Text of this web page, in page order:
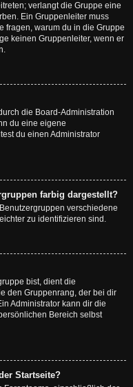
verlangt die Gruppe eine
Ein Gruppenleiter muss
fragen, warum du in die Gruppe
keinen Gruppenleiter, wenn er
die Board-Administration
du eine eigene
du einen Administrator
farbig dargestellt?
verschiedene
zu identifizieren sind.
bist, dient die
den Gruppenrang, der bei dir
Administrator kann dir die
Bereich selbst
Startseite?